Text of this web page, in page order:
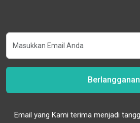
Berlangganan
Email yang Kami terima menjadi